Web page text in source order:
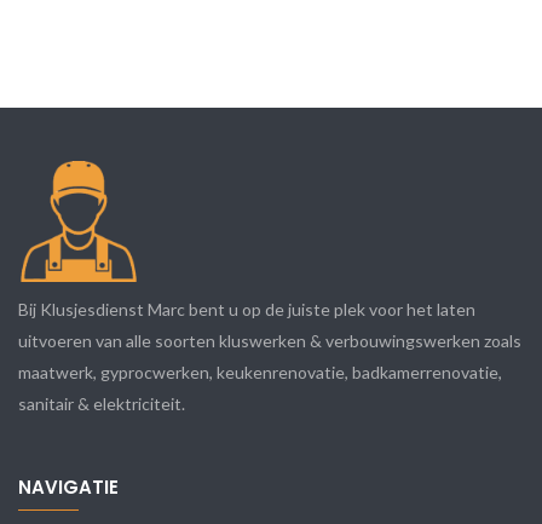
Bij Klusjesdienst Marc bent u op de juiste plek voor het laten
uitvoeren van alle soorten kluswerken & verbouwingswerken zoals
maatwerk, gyprocwerken, keukenrenovatie, badkamerrenovatie,
sanitair & elektriciteit.
NAVIGATIE